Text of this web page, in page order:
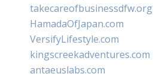
takecareofbusinessdfw.org
HamadaOfJapan.com
VersifyLifestyle.com
kingscreekadventures.com
antaeuslabs.com